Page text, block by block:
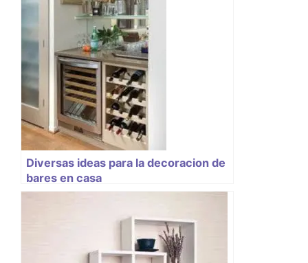
Diversas ideas para la decoracion de
bares en casa